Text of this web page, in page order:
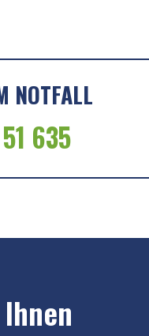
NOTFALL
635